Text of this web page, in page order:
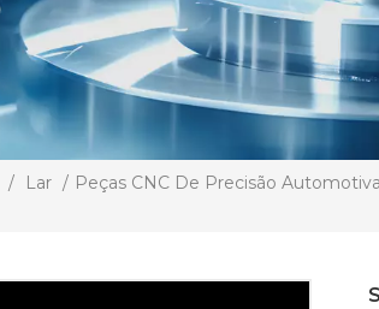
/ Lar / Peças CNC De Precisão